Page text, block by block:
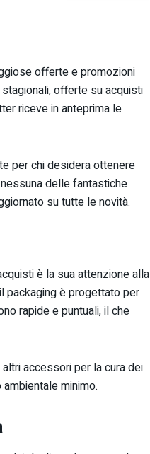
offerte e promozioni
offerte su acquisti
riceve in anteprima le
per chi desidera ottenere
delle fantastiche
su tutte le novità.
è la sua attenzione alla
packaging è progettato per
rapide e puntuali, il che
accessori per la cura dei
minimo.